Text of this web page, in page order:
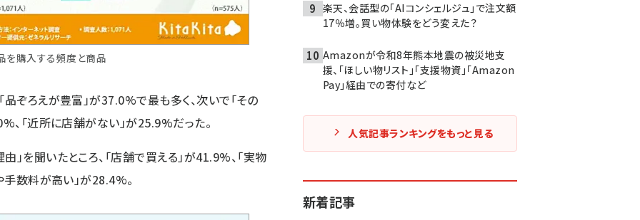
を購入する頻度と商品
品ぞろえが豊富」が37.0%で最も多く、次いで「その
「近所に店舗がない」が25.9%だった。
」を聞いたところ、「店舗で買える」が41.9%、「実物
数料が高い」が28.4%。
楽天、会話型の「AIコンシェルジュ」で注文額
17％増。買い物体験をどう変えた？
Amazonが令和8年熊本地震の被災地支
援、「ほしい物リスト」「支援物資」「Amazon
Pay」経由での寄付など
人気記事ランキングをもっと見る
新着記事